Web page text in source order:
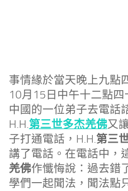
事情緣於當天晚上九點
10月15日中午十二點
中國的一位弟子去電話
H.H.第三世多杰羌佛又
子打通電話，H.H.第三
講了電話。在電話中，
羌佛作懺悔說：過去錯
學們一起聞法，聞法點